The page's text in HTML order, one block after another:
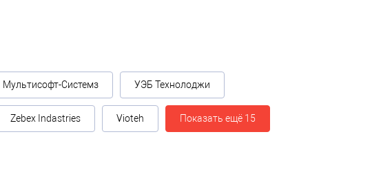
Мультисофт-Системз УЭБ Технолоджи
Zebex Indastries Vioteh Показать ещё 15